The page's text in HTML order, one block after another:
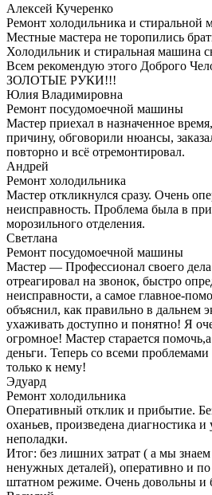
Алексей Кучеренко
Ремонт холодильника и стиральной
Местные мастера не торопились
Холодильник и стиральная машина
Всем рекомендую этого Доброго
ЗОЛОТЫЕ РУКИ!!!
Юлия Владимировна
Ремонт посудомоечной машины
Мастер приехал в назначенное
причину, обговорили нюансы,
повторно и всё отремонтировал.
Андрей
Ремонт холодильника
Мастер откликнулся сразу. Очень
неисправность. Проблема была в
морозильного отделения.
Светлана
Ремонт посудомоечной машины
Мастер — Профессионал своего
отреагировал на звонок, быстро
неисправности, а самое главное-
объяснил, как правильно в дальнем
ухаживать доступно и понятно! Я
огромное! Мастер старается
деньги. Теперь со всеми
только к нему!
Эдуард
Ремонт холодильника
Оперативный отклик и прибытие.
оханьев, произведена диагностика
неполадки.
Итог: без лишних затрат ( а мы знаем
ненужных деталей), оперативно и по
штатном режиме. Очень довольны и